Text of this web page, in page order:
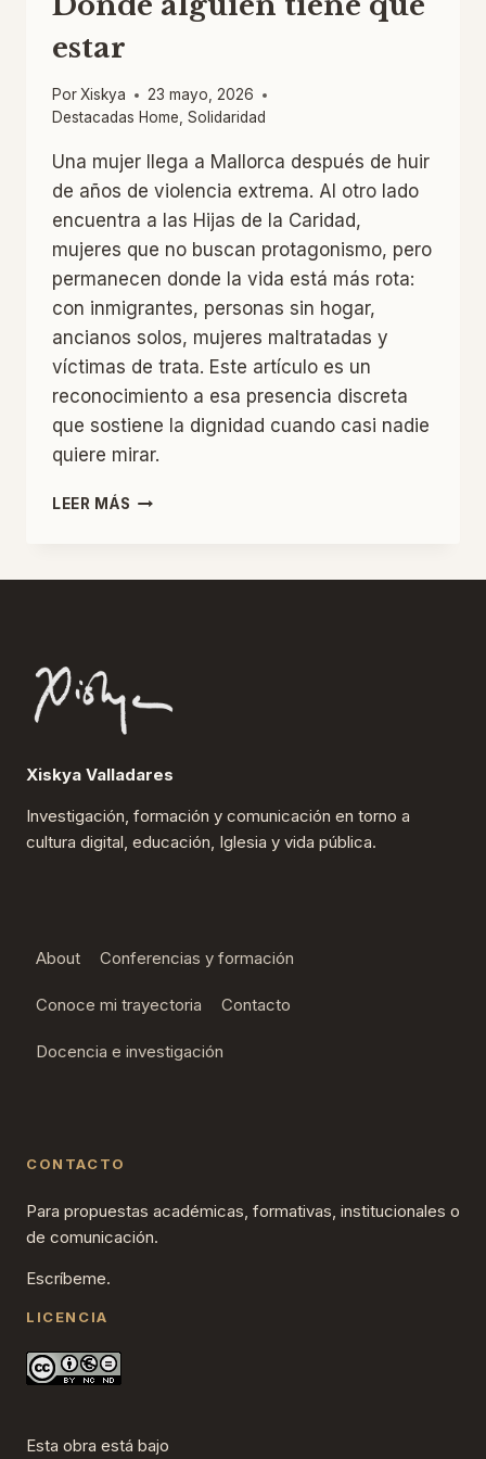
estar
PorXiskya
23 mayo, 2026
Destacadas Home Solidaridad
Una mujer llega a Mallorca después de huir
de años de violencia extrema. Al otro lado
encuentra a las Hijas de la Caridad,
mujeres que no buscan protagonismo, pero
permanecen donde la vida está más rota:
con inmigrantes, personas sin hogar,
ancianos solos, mujeres maltratadas y
víctimas de trata. Este artículo es un
reconocimiento a esa presencia discreta
que sostiene la dignidad cuando casi nadie
quiere mirar.
LEER MÁS DONDE
Xiskya Valladares
Investigación, formación y comunicación en torno a
cultura digital, educación, Iglesia y vida pública.
About Conferencias y formación
Conoce mi trayectoria Contacto
Docencia e investigación
CONTACTO
Para propuestas académicas, formativas, institucionales o
de comunicación.
Escríbeme.
LICENCIA
Esta obra está bajo